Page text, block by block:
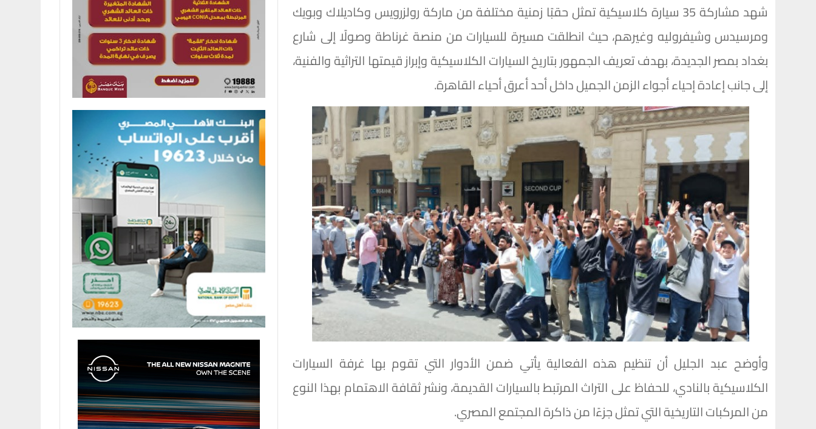
شهد مشاركة 35 سيارة كلاسيكية تمثل حقبًا زمنية مختلفة من ماركة رولزرويس وكاديلاك وبويك
ومرسيدس وشيفروليه وغيرهم، حيث انطلقت مسيرة للسيارات من منصة غرناطة وصولًا إلى شارع
بغداد بمصر الجديدة، بهدف تعريف الجمهور بتاريخ السيارات الكلاسيكية وإبراز قيمتها التراثية والفنية،
إلى جانب إعادة إحياء أجواء الزمن الجميل داخل أحد أعرق أحياء القاهرة.
وأوضح عبد الجليل أن تنظيم هذه الفعالية يأتي ضمن الأدوار التي تقوم بها غرفة السيارات
الكلاسيكية بالنادي، للحفاظ على التراث المرتبط بالسيارات القديمة، ونشر ثقافة الاهتمام بهذا النوع
من المركبات التاريخية التي تمثل جزءًا من ذاكرة المجتمع المصري.